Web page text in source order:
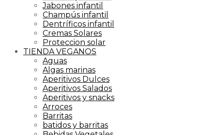
Jabones infantil
Champús infantil
Dentríficos infantil
Cremas Solares
Proteccion solar
TIENDA VEGANOS
Aguas
Algas marinas
Aperitivos Dulces
Aperitivos Salados
Aperitivos y snacks
Arroces
Barritas
batidos y barritas